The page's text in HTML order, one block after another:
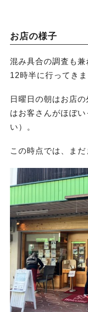
お店の様子
混み具合の調査も
12時半に行ってきま
日曜日の朝はお店
はお客さんがほぼ
い）。
この時点では、ま